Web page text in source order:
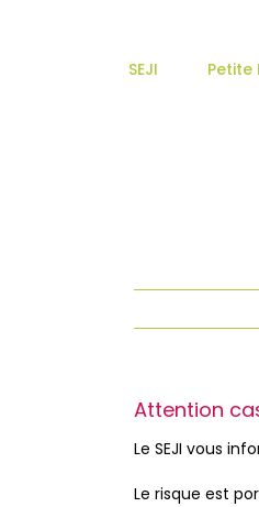
SEJI Petite
Attention
Le SEJI vous
Le risque est